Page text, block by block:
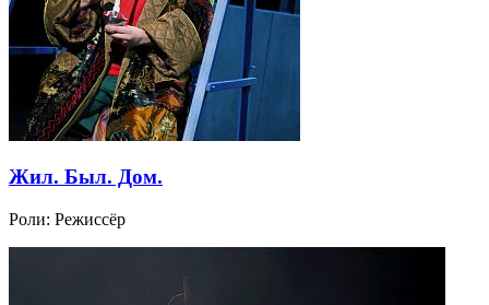
Жил. Был. Дом.
Роли: Режиссёр